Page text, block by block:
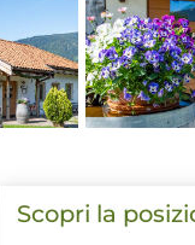
Scopri la